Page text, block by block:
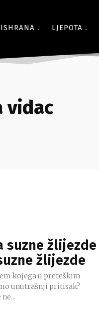
ISHRANA LJEPOTA
vidac
suzne žlijezde
žlijezde
kojega u preteškim
unutrašnji pritisak?